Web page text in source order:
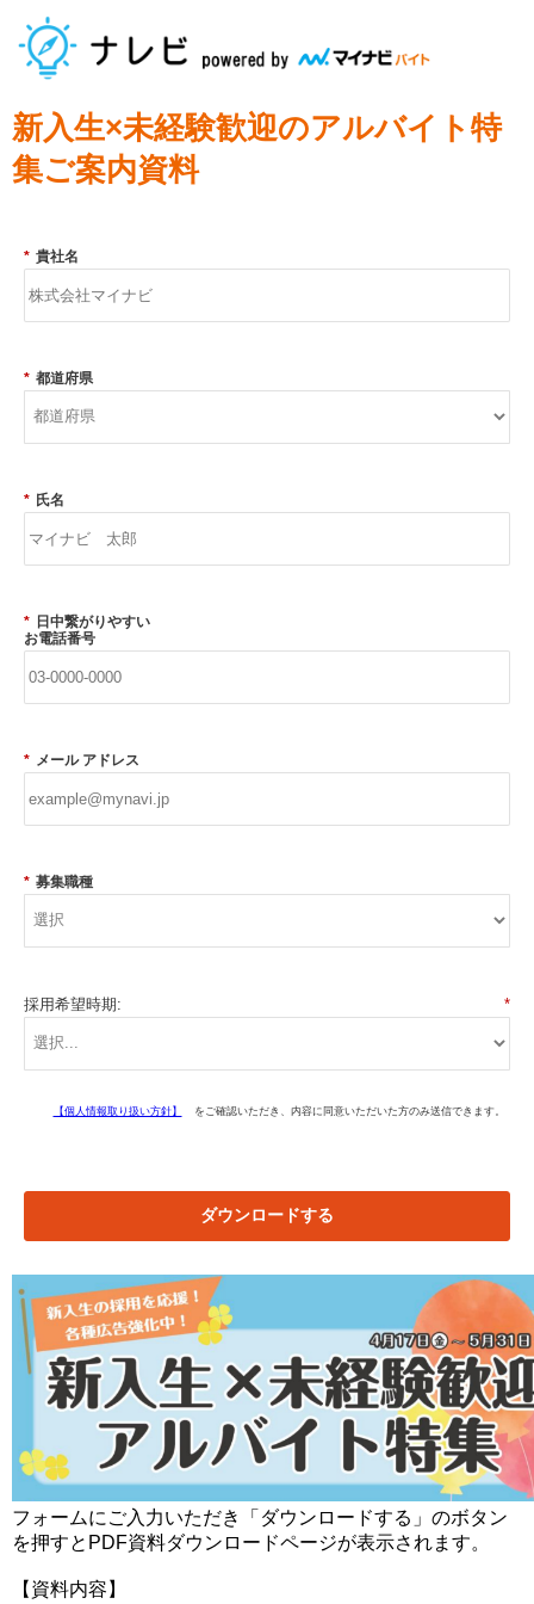
新入生×未経験歓迎のアルバイト特
集ご案内資料
* 貴社名
* 都道府県
* 氏名
* 日中繋がりやすい
お電話番号
* メール アドレス
* 募集職種
*
採用希望時期:
【個人情報取り扱い方針】 をご確認いただき、内容に同意いただいた方のみ送信できます。
ダウンロードする
フォームにご入力いただき「ダウンロードする」のボタン
を押すとPDF資料ダウンロードページが表示されます。
【資料内容】